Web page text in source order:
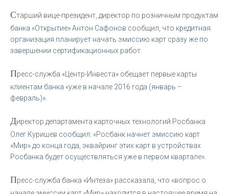
Старший вице-президент, директор по розничным продуктам
банка «Открытие» Антон Сафонов сообщил, что кредитная
организация планирует начать эмиссию карт сразу же по
завершении сертификационных работ.
Пресс-служба «Центр-Инвеста» обещает первые карты
клиентам банка «уже в начале 2016 года (январь –
февраль)».
Директор департамента карточных технологий Росбанка
Олег Куришев сообщил: «Росбанк начнет эмиссию карт
«Мир» до конца года, эквайринг этих карт в устройствах
Росбанка будет осуществляться уже в первом квартале».
Пресс-служба банка «Интеза» рассказала, что «вопрос о